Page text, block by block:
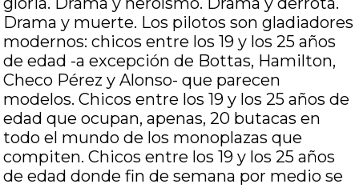
Drama y muerte. Los pilotos son gladiadores
modernos: chicos entre los 19 y los 25 años
de edad -a excepción de Bottas, Hamilton,
Checo Pérez y Alonso- que parecen
modelos. Chicos entre los 19 y los 25 años de
edad que ocupan, apenas, 20 butacas en
todo el mundo de los monoplazas que
compiten. Chicos entre los 19 y los 25 años
de edad donde fin de semana por medio se